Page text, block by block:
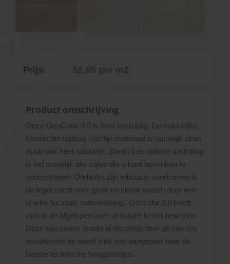
Prijs:
Product omschrijving
Onze GeoColor 3.0 is heel veelzijdig. De natuurlijke,
kleurechte toplaag van fijn materiaal is namelijk stoer
maar ook heel natuurlijk. Dankzij de tijdloze uitstraling
is het mogelijk alle stijlen die u kunt bedenken te
onderstrepen. Ondanks zijn robuuste voorkomen is
de tegel zacht voor grote en kleine voeten door een
unieke ‘lucidatie nabewerking’. Geocolor 3.0 heeft
zich in de afgelopen jaren al talloze keren bewezen.
Deze klassieker maakt al decennia deel uit van ons
assortiment en wordt elke jaar aangepast naar de
laatste technische hoogstandjes.